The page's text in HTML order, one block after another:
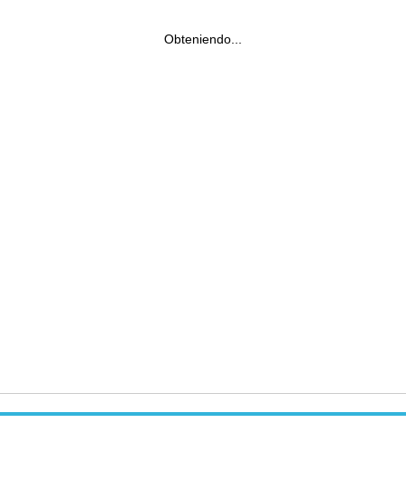
Obteniendo...